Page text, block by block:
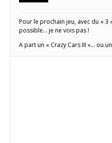
Pour le prochain jeu, avec du «
possible… je ne vois pas !
A part un « Crazy Cars III »… ou